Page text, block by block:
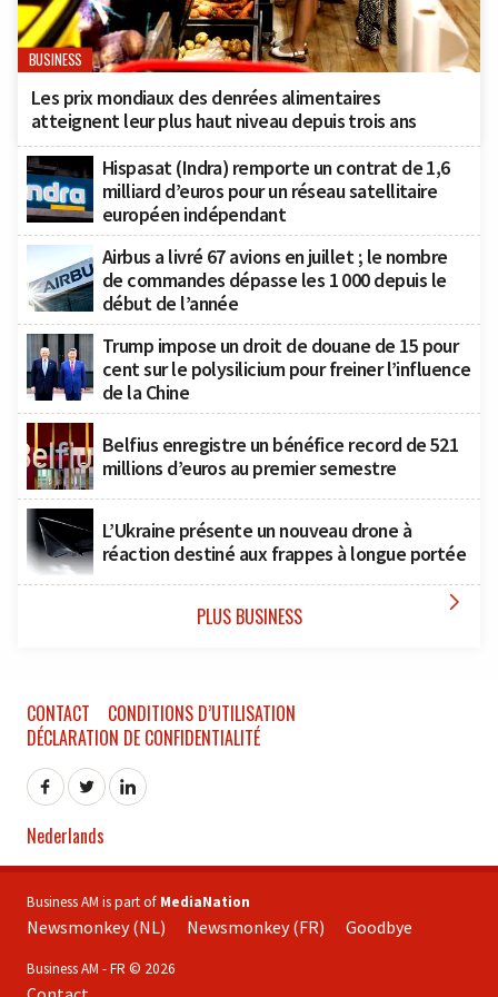
BUSINESS
Les prix mondiaux des denrées alimentaires
atteignent leur plus haut niveau depuis trois ans
Hispasat (Indra) remporte un contrat de 1,6
milliard d’euros pour un réseau satellitaire
européen indépendant
Airbus a livré 67 avions en juillet ; le nombre
de commandes dépasse les 1 000 depuis le
début de l’année
Trump impose un droit de douane de 15 pour
cent sur le polysilicium pour freiner l’influence
de la Chine
Belfius enregistre un bénéfice record de 521
millions d’euros au premier semestre
L’Ukraine présente un nouveau drone à
réaction destiné aux frappes à longue portée
PLUS BUSINESS 
CONTACT
CONDITIONS D’UTILISATION
DÉCLARATION DE CONFIDENTIALITÉ
Nederlands
Business AM is part of MediaNation
Newsmonkey (NL) Newsmonkey (FR) Goodbye
Business AM - FR © 2026